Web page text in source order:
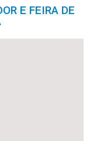
E FEIRA DE